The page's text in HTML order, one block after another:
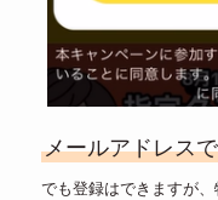
メールアドレス
でも登録はできますが